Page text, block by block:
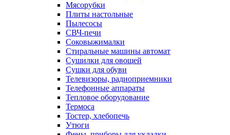
Мясорубки
Плиты настольные
Пылесосы
СВЧ-печи
Соковыжималки
Стиральные машины автомат
Сушилки для овощей
Сушки для обуви
Телевизоры, радиоприемники
Телефонные аппараты
Тепловое оборудование
Термоса
Тостер, хлебопечь
Утюги